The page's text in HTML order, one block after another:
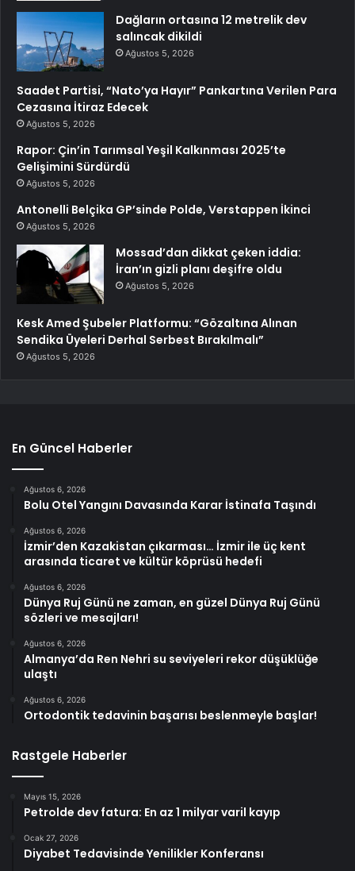
Dağların ortasına 12 metrelik dev
salıncak dikildi
Ağustos 5, 2026
Saadet Partisi, “Nato’ya Hayır” Pankartına Verilen Para
Cezasına İtiraz Edecek
Ağustos 5, 2026
Rapor: Çin’in Tarımsal Yeşil Kalkınması 2025’te
Gelişimini Sürdürdü
Ağustos 5, 2026
Antonelli Belçika GP’sinde Polde, Verstappen İkinci
Ağustos 5, 2026
Mossad’dan dikkat çeken iddia:
İran’ın gizli planı deşifre oldu
Ağustos 5, 2026
Kesk Amed Şubeler Platformu: “Gözaltına Alınan
Sendika Üyeleri Derhal Serbest Bırakılmalı”
Ağustos 5, 2026
En Güncel Haberler
Ağustos 6, 2026
Bolu Otel Yangını Davasında Karar İstinafa Taşındı
Ağustos 6, 2026
İzmir’den Kazakistan çıkarması… İzmir ile üç kent
arasında ticaret ve kültür köprüsü hedefi
Ağustos 6, 2026
Dünya Ruj Günü ne zaman, en güzel Dünya Ruj Günü
sözleri ve mesajları!
Ağustos 6, 2026
Almanya’da Ren Nehri su seviyeleri rekor düşüklüğe
ulaştı
Ağustos 6, 2026
Ortodontik tedavinin başarısı beslenmeyle başlar!
Rastgele Haberler
Mayıs 15, 2026
Petrolde dev fatura: En az 1 milyar varil kayıp
Ocak 27, 2026
Diyabet Tedavisinde Yenilikler Konferansı